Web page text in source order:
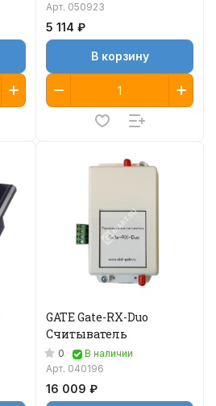
Арт. 050923
5 114 ₽
В корзину
GATE Gate-RX-Duo
Считыватель
0
В наличии
Арт. 040196
16 009 ₽